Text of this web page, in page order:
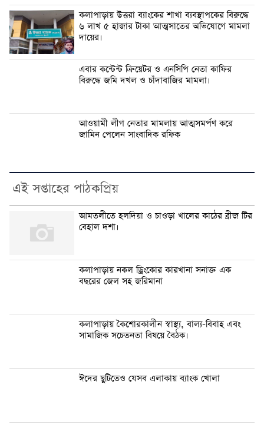
কলাপাড়ায় উত্তরা ব্যাংকের শাখা ব্যবস্থাপকের বিরুদ্ধে
৬ লাখ ৫ হাজার টাকা আত্মসাতের অভিযোগে মামলা
দায়ের।
এবার কন্টেন্ট ক্রিয়েটর ও এনসিপি নেতা কাফির
বিরুদ্ধে জমি দখল ও চাঁদাবাজির মামলা।
আওয়ামী লীগ নেতার মামলায় আত্মসমর্পণ করে
জামিন পেলেন সাংবাদিক রফিক
এই সপ্তাহের পাঠকপ্রিয়
আমতলীতে হলদিয়া ও চাওড়া খালের কাঠের ব্রীজ টির
বেহাল দশা।
কলাপাড়ায় নকল ড্রিংকোর কারখানা সনাক্ত এক
বছরের জেল সহ জরিমানা
কলাপাড়ায় কৈশোরকালীন স্বাস্থ্য, বাল্য-বিবাহ এবং
সামাজিক সচেতনতা বিষয়ে বৈঠক।
ঈদের ছুটিতেও যেসব এলাকায় ব্যাংক খোলা